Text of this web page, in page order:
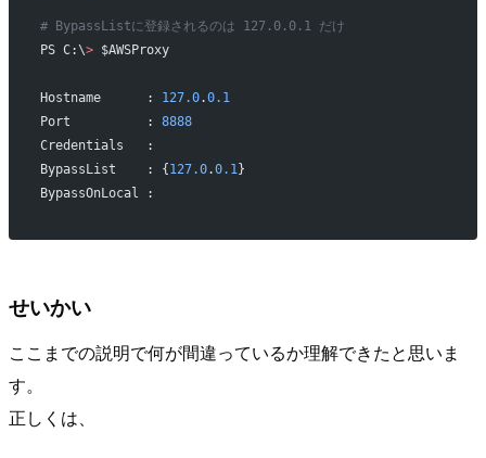
# BypassListに登録されるのは 127.0.0.1 だけ
PS C:\> $AWSProxy
Hostname      : 127.0.0.1
Port          : 8888
Credentials   :
BypassList    : { 127.0.0.1}
BypassOnLocal :
せいかい
ここまでの説明で何が間違っているか理解できたと思いま
す。
正しくは、